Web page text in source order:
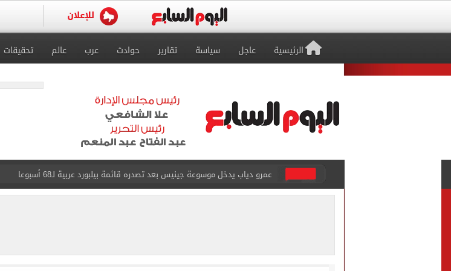
الرئيسية عاجل سياسة تقارير حوادث عرب عالم تحقيقات
عمرو دياب يدخل موسوعة جينيس بعد تصدره قائمة بيلبورد عربية لـ68 أسبوعا
إغلاق طريق مصر أسوان الزراعى الغربى كليا من المنيب للعياط.. اعرف التحويلات
الاستعلامات تفند ادعاءات ذا صن وميرور حول علاج سيدة بريطانية في شرم الشيخ